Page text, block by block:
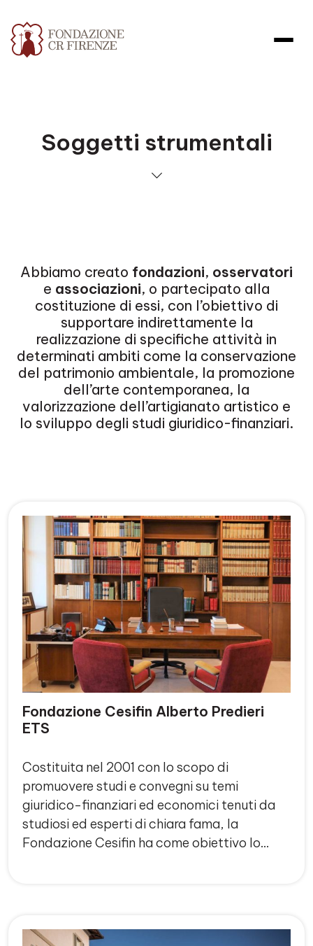
Soggetti strumentali
Abbiamo creato fondazioni, osservatori
e associazioni, o partecipato alla
costituzione di essi, con l’obiettivo di
supportare indirettamente la
realizzazione di specifiche attività in
determinati ambiti come la conservazione
del patrimonio ambientale, la promozione
dell’arte contemporanea, la
valorizzazione dell’artigianato artistico e
lo sviluppo degli studi giuridico-finanziari.
Fondazione Cesifin Alberto Predieri
ETS
Costituita nel 2001 con lo scopo di
promuovere studi e convegni su temi
giuridico-finanziari ed economici tenuti da
studiosi ed esperti di chiara fama, la
Fondazione Cesifin ha come obiettivo lo…